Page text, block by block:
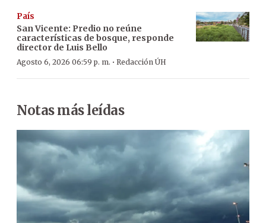
País
San Vicente: Predio no reúne
características de bosque, responde
director de Luis Bello
Agosto 6, 2026 06:59 p. m. · Redacción ÚH
Notas más leídas